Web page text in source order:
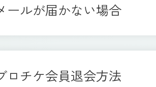
ールが届かない場合
ロチケ会員退会方法